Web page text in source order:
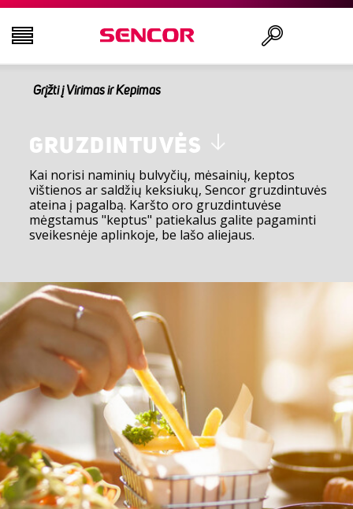
TELEVIZORIAI
GARSO IR VAIZDO TECHNIKA
VIRTUVĖ
NAMŲ ŪKIO PREKĖS
GROŽIO IR SVEIKATOS PREKĖS
BIURO ĮRANGA IR LAIDAI
Grįžti į Virimas ir Kepimas
GRUZDINTUVĖS
Kai norisi naminių bulvyčių, mėsainių, keptos
vištienos ar saldžių keksiukų, Sencor gruzdintuvės
ateina į pagalbą. Karšto oro gruzdintuvėse
mėgstamus "keptus" patiekalus galite pagaminti
sveikesnėje aplinkoje, be lašo aliejaus.